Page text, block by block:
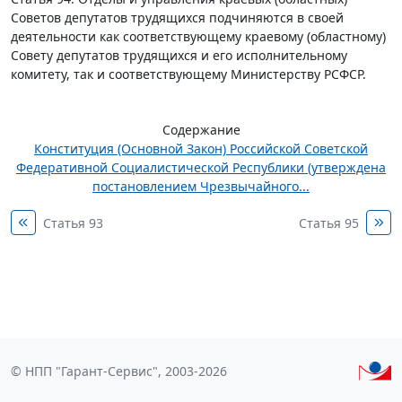
Советов депутатов трудящихся подчиняются в своей
деятельности как соответствующему краевому (областному)
Совету депутатов трудящихся и его исполнительному
комитету, так и соответствующему Министерству РСФСР.
Содержание
Конституция (Основной Закон) Российской Советской
Федеративной Социалистической Республики (утверждена
постановлением Чрезвычайного...
Статья 93 Статья 95
© НПП "Гарант-Сервис", 2003-2026